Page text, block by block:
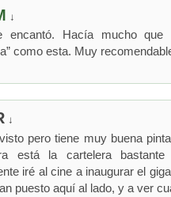
↓
encantó. Hacía mucho que
como esta. Muy
↓
pero tiene muy buena
está la cartelera bastante
iré al cine a inaugurar el
puesto aquí al lado, y a ver